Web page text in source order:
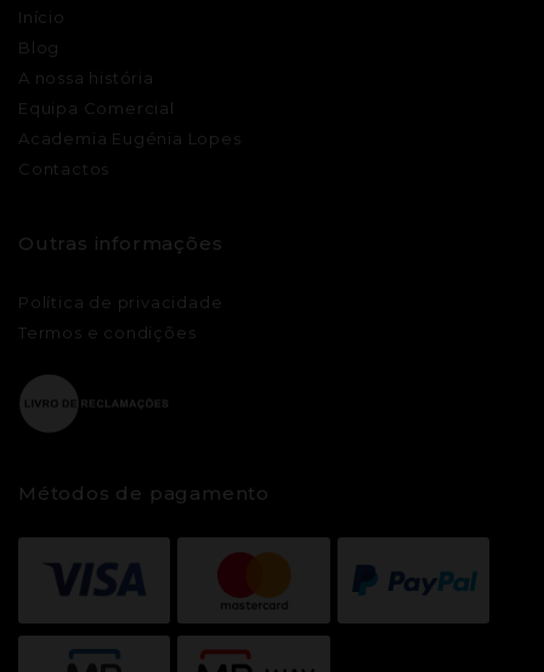
Início
Blog
A nossa história
Equipa Comercial
Academia Eugénia Lopes
Contactos
Outras informações
Política de privacidade
Termos e condições
Métodos de pagamento